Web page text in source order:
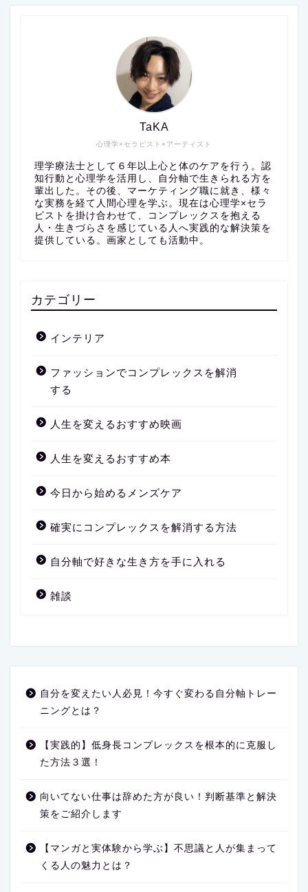
心理学×セラピスト×アーティスト
TaKA
理学療法士として６年以上心と体のケアを行う。認
知行動と心理学を活用し、自分軸で生きられる方を
輩出した。その後、マーケティング職に就き、様々
な実務を経て人間心理を学ぶ。現在は心理学×セラ
ピストを掛け合わせて、コンプレックスを抱える
人・生きづらさを感じている人へ実践的な解決策を
提供している。画家としても活動中。
カテゴリー
インテリア
ファッションでコンプレックスを解消
する
人生を変えるおすすめ映画
人生を変えるおすすめ本
今日から始めるメンズケア
確実にコンプレックスを解消する方法
自分軸で好きな生き方を手に入れる
雑談
自分を変えたい人必見！今すぐ変わる自分軸トレー
ニングとは？
【実践的】低身長コンプレックスを根本的に克服し
た方法３選！
向いてない仕事は辞めた方が良い！判断基準と解決
策をご紹介します
【マンガと実体験から学ぶ】不思議と人が集まって
くる人の魅力とは？